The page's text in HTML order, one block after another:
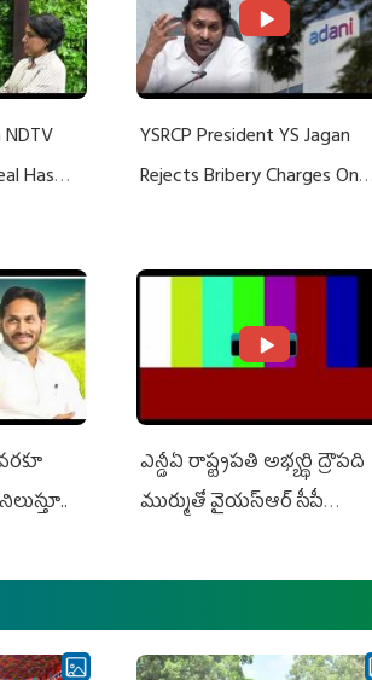
Has
YSRCP President YS Jagan
Rejects Bribery Charges On
ఎన్డీఏ రాష్ట్ర‌ప‌తి అభ్య‌ర్థి ద్రౌప‌ది
ముర్ముతో వైయ‌స్ఆర్ సీపీ
ఎమ్మెల్యేలు, ఎంపీల స‌మావేశం